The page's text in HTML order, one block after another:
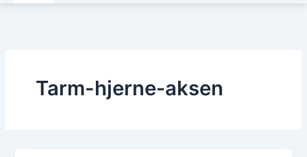
Tarm-hjerne‐aksen